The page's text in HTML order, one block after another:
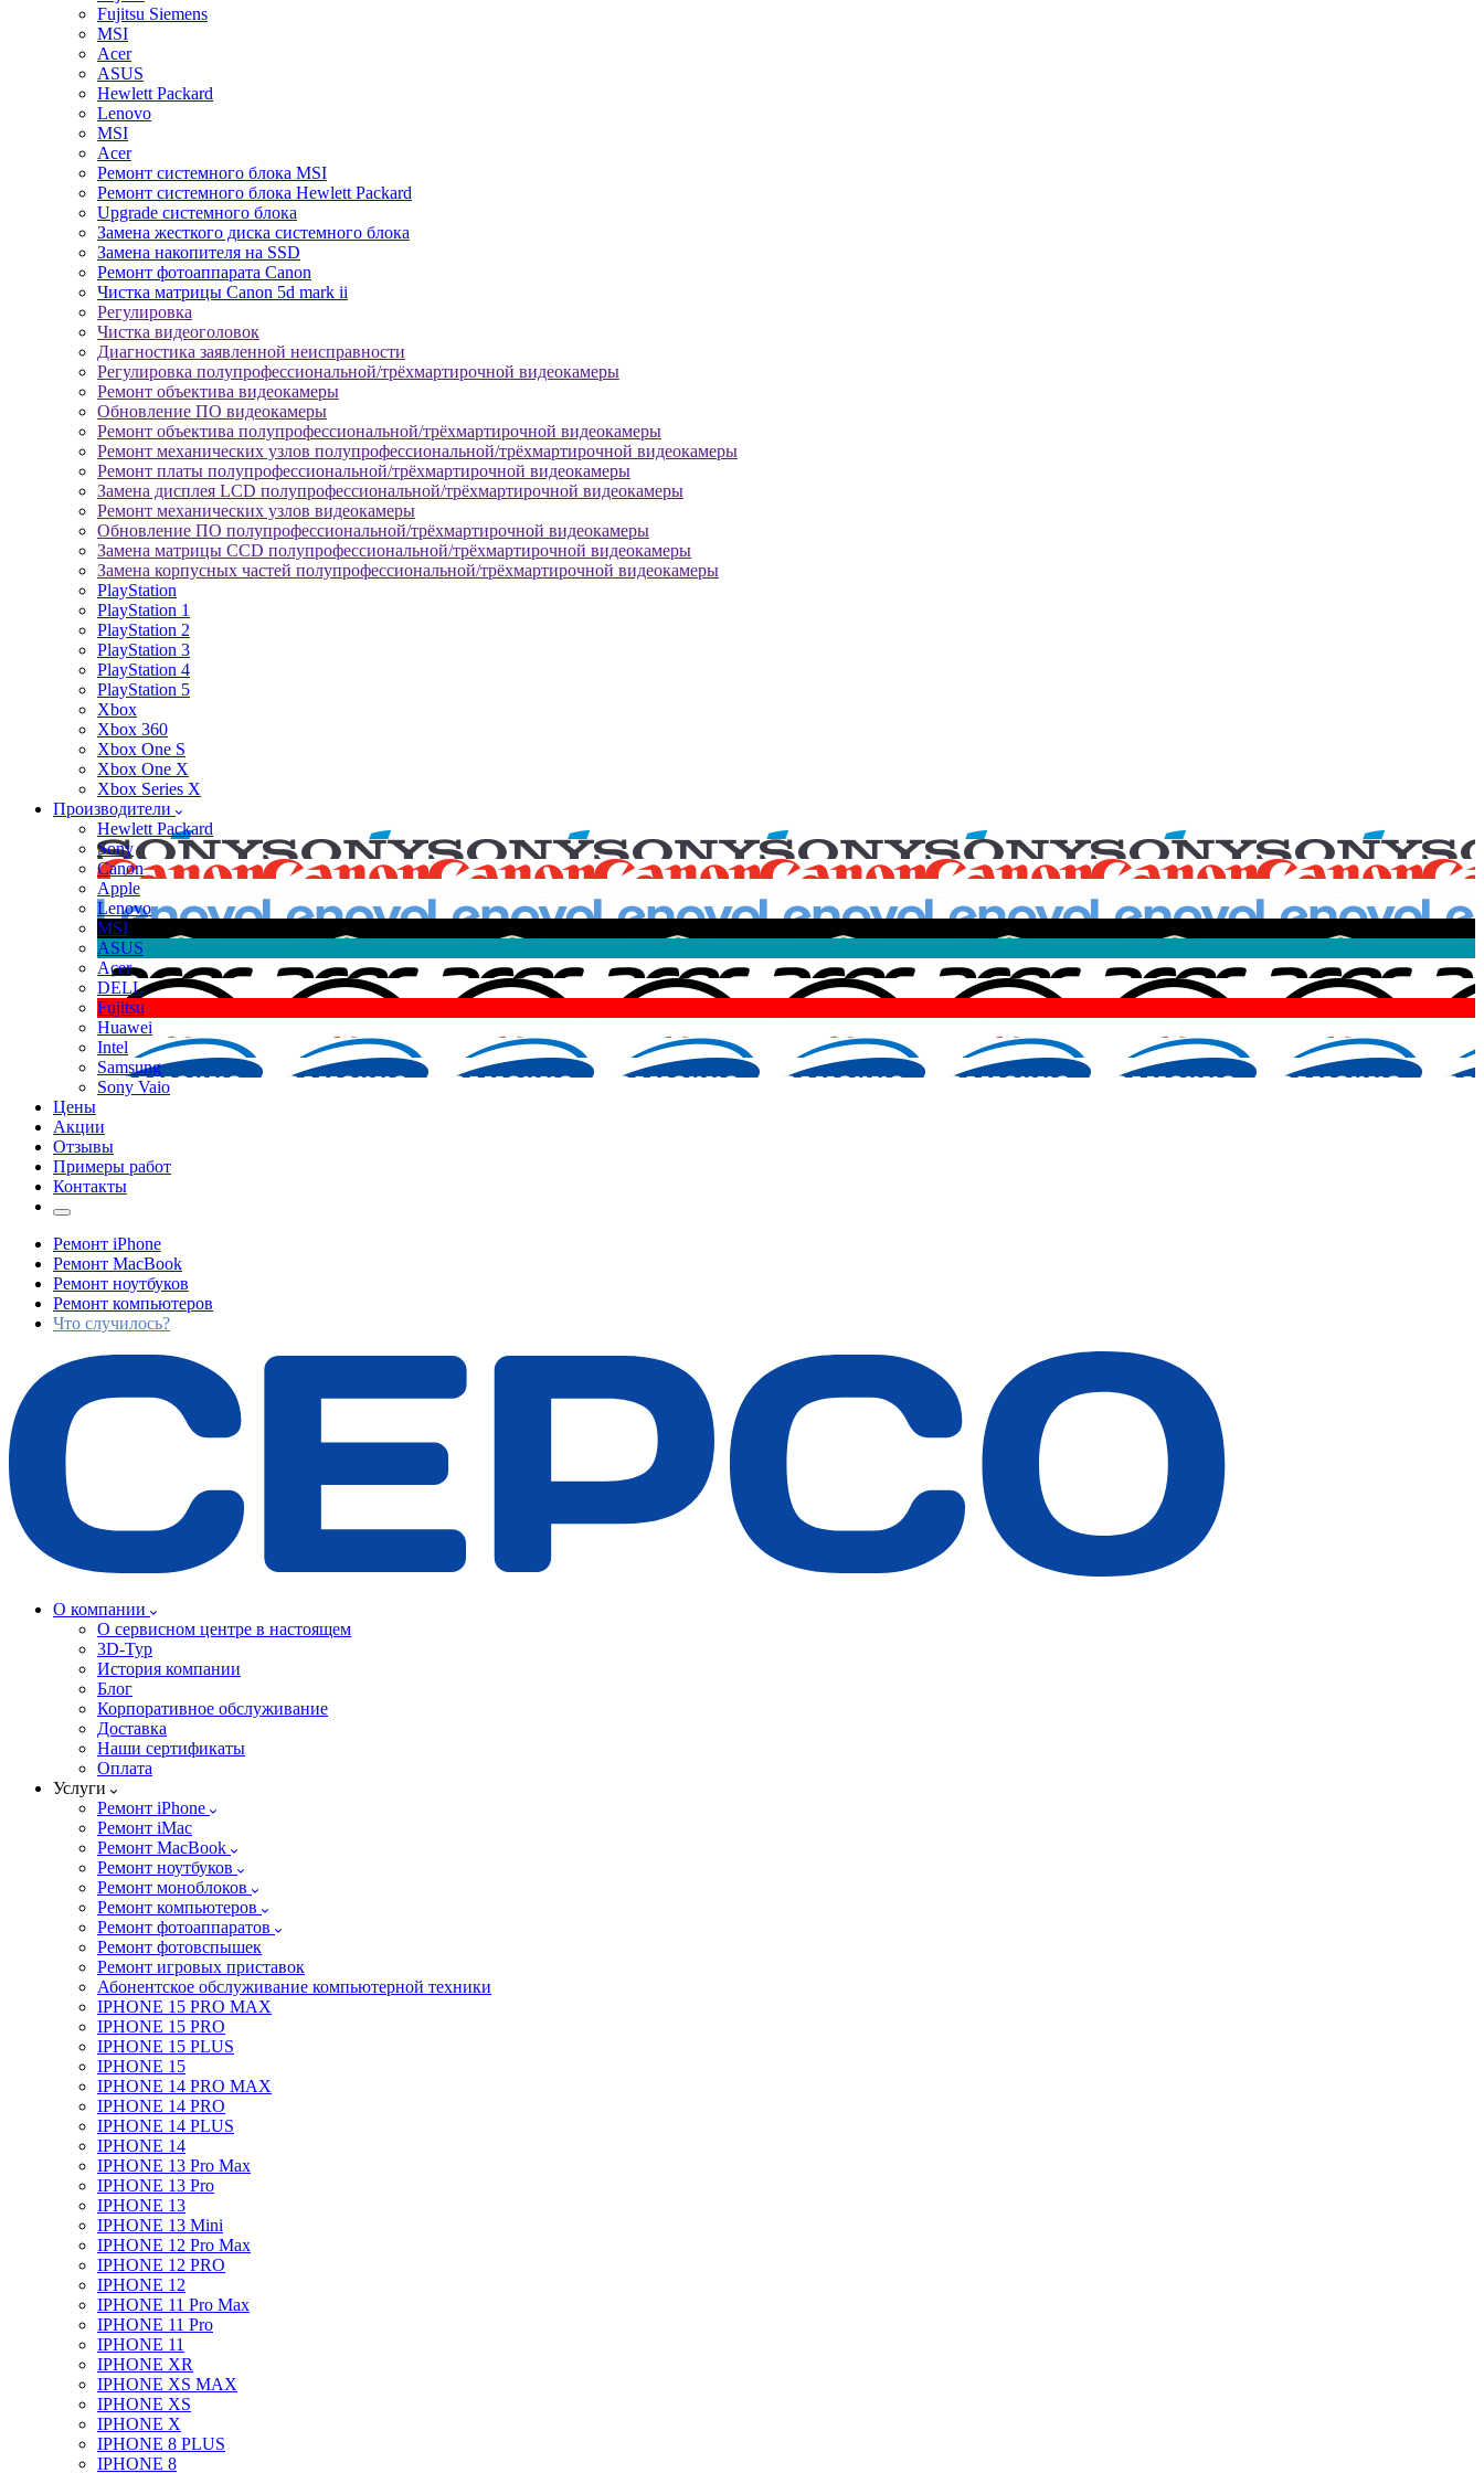
Fujitsu Siemens
MSI
Acer
ASUS
Hewlett Packard
Lenovo
MSI
Acer
Ремонт системного блока MSI
Ремонт системного блока Hewlett Packard
Upgrade системного блока
Замена жесткого диска системного блока
Замена накопителя на SSD
Ремонт фотоаппарата Canon
Чистка матрицы Canon 5d mark ii
Регулировка
Чистка видеоголовок
Диагностика заявленной неисправности
Регулировка полупрофессиональной/трёхмартирочной видеокамеры
Ремонт объектива видеокамеры
Обновление ПО видеокамеры
Ремонт объектива полупрофессиональной/трёхмартирочной видеокамеры
Ремонт механических узлов полупрофессиональной/трёхмартирочной видеокамеры
Ремонт платы полупрофессиональной/трёхмартирочной видеокамеры
Замена дисплея LCD полупрофессиональной/трёхмартирочной видеокамеры
Ремонт механических узлов видеокамеры
Обновление ПО полупрофессиональной/трёхмартирочной видеокамеры
Замена матрицы CCD полупрофессиональной/трёхмартирочной видеокамеры
Замена корпусных частей полупрофессиональной/трёхмартирочной видеокамеры
PlayStation
PlayStation 1
PlayStation 2
PlayStation 3
PlayStation 4
PlayStation 5
Xbox
Xbox 360
Xbox One S
Xbox One X
Xbox Series X
Производители
Hewlett Packard
Sony
Canon
Apple
Lenovo
MSI
ASUS
Acer
DELL
Fujitsu
Huawei
Intel
Samsung
Sony Vaio
Цены
Акции
Отзывы
Примеры работ
Контакты
Ремонт iPhone
Ремонт MacBook
Ремонт ноутбуков
Ремонт компьютеров
Что случилось?
О компании
О сервисном центре в настоящем
3D-Тур
История компании
Блог
Корпоративное обслуживание
Доставка
Наши сертификаты
Оплата
Услуги
Ремонт iPhone
Ремонт iMac
Ремонт MacBook
Ремонт ноутбуков
Ремонт моноблоков
Ремонт компьютеров
Ремонт фотоаппаратов
Ремонт фотовспышек
Ремонт игровых приставок
Абонентское обслуживание компьютерной техники
IPHONE 15 PRO MAX
IPHONE 15 PRO
IPHONE 15 PLUS
IPHONE 15
IPHONE 14 PRO MAX
IPHONE 14 PRO
IPHONE 14 PLUS
IPHONE 14
IPHONE 13 Pro Max
IPHONE 13 Pro
IPHONE 13
IPHONE 13 Mini
IPHONE 12 Pro Max
IPHONE 12 PRO
IPHONE 12
IPHONE 11 Pro Max
IPHONE 11 Pro
IPHONE 11
IPHONE XR
IPHONE XS MAX
IPHONE XS
IPHONE X
IPHONE 8 PLUS
IPHONE 8